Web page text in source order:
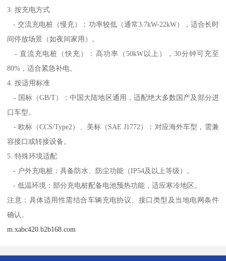
3. 按充电方式
- 交流充电桩（慢充）：功率较低（通常3.7kW-22kW），适合长时
间停放场景（如夜间家用）。
- 直流充电桩（快充）：高功率（50kW以上），30分钟可充至
80%，适合紧急补电。
4. 按适用标准
- 国标（GB/T）：中国大陆地区通用，适配绝大多数国产及部分进
口车型。
- 欧标（CCS/Type2）、美标（SAE J1772）：对应海外车型，需兼
容接口或转接设备。
5. 特殊环境适配
- 户外充电桩：具备防水、防尘功能（IP54及以上等级）。
- 低温环境：部分充电桩配备电池预热功能，适应寒冷地区。
注意：具体适用性需结合车辆充电协议、接口类型及当地电网条件
确认。
m.xabc420.b2b168.com